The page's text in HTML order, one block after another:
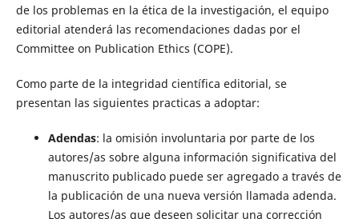
de los problemas en la ética de la investigación, el equipo
editorial atenderá las recomendaciones dadas por el
Committee on Publication Ethics (COPE).
Como parte de la integridad científica editorial, se
presentan las siguientes practicas a adoptar:
Adendas: la omisión involuntaria por parte de los
autores/as sobre alguna información significativa del
manuscrito publicado puede ser agregado a través de
la publicación de una nueva versión llamada adenda.
Los autores/as que deseen solicitar una corrección